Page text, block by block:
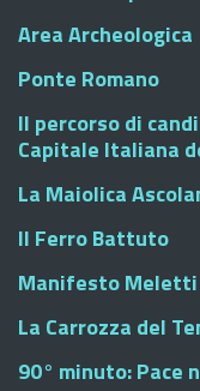
Area Archeologica
Ponte Romano
Il percorso di
Capitale Italiana
La Maiolica
Il Ferro Battuto
Manifesto Meletti
La Carrozza del
90° minuto: Pace